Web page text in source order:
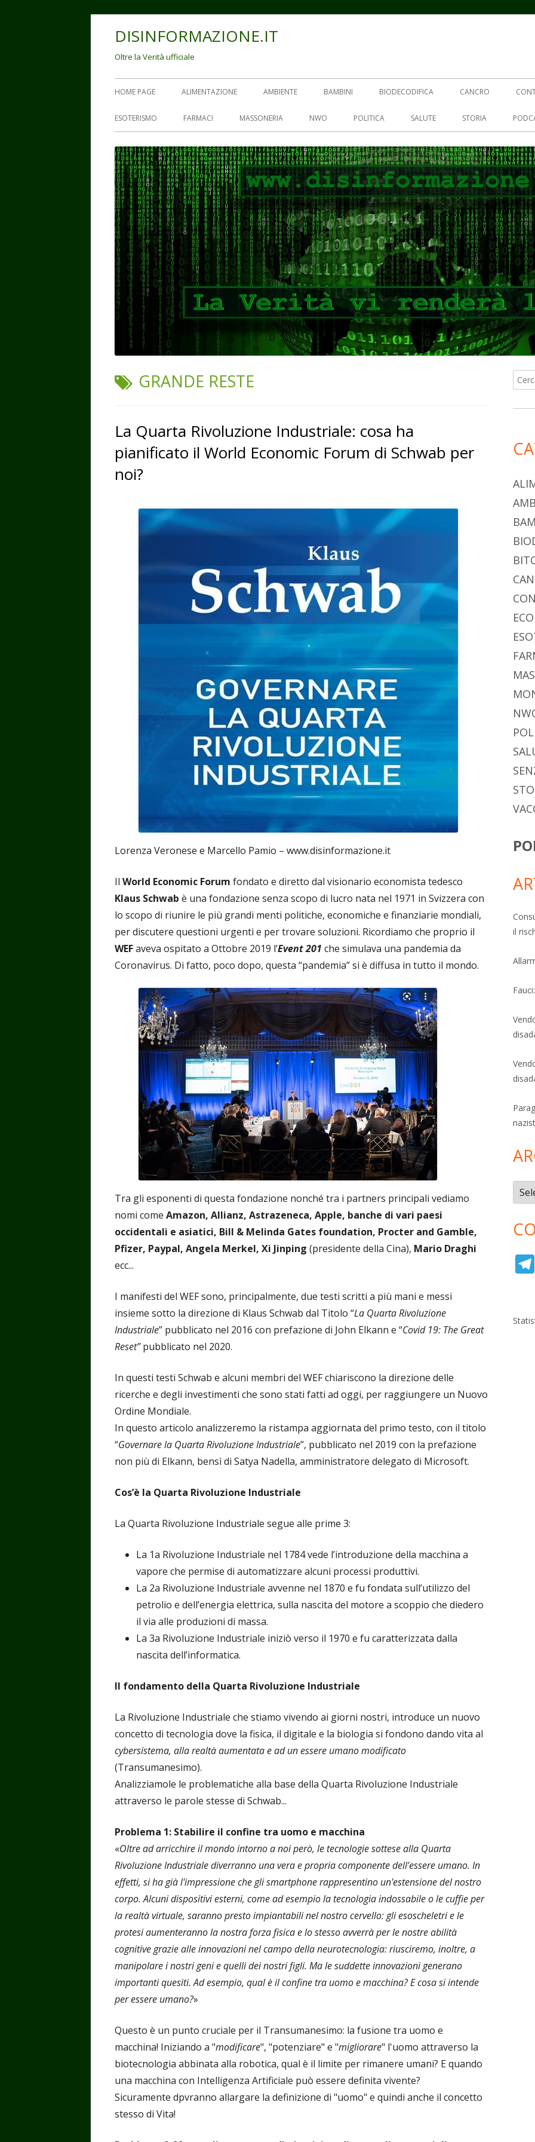
DISINFORMAZIONE.IT
Oltre la Verità ufficiale
Menu
principale
HOME PAGE ALIMENTAZIONE AMBIENTE BAMBINI BIODECODIFICA CANCRO
ESOTERISMO FARMACI MASSONERIA NWO POLITICA SALUTE STORIA
TAG:
GRANDE RESTE
La Quarta Rivoluzione Industriale: cosa ha
pianificato il World Economic Forum di Schwab per
noi?
Lorenza Veronese e Marcello Pamio – www.disinformazione.it
Il World Economic Forum fondato e diretto dal visionario economista tedesco
Klaus Schwab è una fondazione senza scopo di lucro nata nel 1971 in Svizzera con
lo scopo di riunire le più grandi menti politiche, economiche e finanziarie mondiali,
per discutere questioni urgenti e per trovare soluzioni. Ricordiamo che proprio il
WEFaveva ospitato a Ottobre 2019 l’Event 201 che simulava una pandemia da
Coronavirus. Di fatto, poco dopo, questa “pandemia” si è diffusa in tutto il mondo.
Tra gli esponenti di questa fondazione nonché tra i partners principali vediamo
nomi come Amazon, Allianz, Astrazeneca, Apple, banche di vari paesi
occidentali e asiatici, Bill & Melinda Gates foundation, Procter and Gamble,
Pfizer, Paypal, Angela Merkel, Xi Jinping (presidente della Cina), Mario Draghi
ecc...
I manifesti del WEF sono, principalmente, due testi scritti a più mani e messi
insieme sotto la direzione di Klaus Schwab dal Titolo “La Quarta Rivoluzione
Industriale” pubblicato nel 2016 con prefazione di John Elkann e “Covid 19: The Great
Reset”pubblicato nel 2020.
In questi testi Schwab e alcuni membri del WEF chiariscono la direzione delle
ricerche e degli investimenti che sono stati fatti ad oggi, per raggiungere un Nuovo
Ordine Mondiale.
In questo articolo analizzeremo la ristampa aggiornata del primo testo, con il titolo
“Governare la Quarta Rivoluzione Industriale”, pubblicato nel 2019 con la prefazione
non più di Elkann, bensì di Satya Nadella, amministratore delegato di Microsoft.
Cos’è la Quarta Rivoluzione Industriale
La Quarta Rivoluzione Industriale segue alle prime 3:
La 1a Rivoluzione Industriale nel 1784 vede l’introduzione della macchina a
vapore che permise di automatizzare alcuni processi produttivi.
La 2a Rivoluzione Industriale avvenne nel 1870 e fu fondata sull’utilizzo del
petrolio e dell’energia elettrica, sulla nascita del motore a scoppio che diedero
il via alle produzioni di massa.
La 3a Rivoluzione Industriale iniziò verso il 1970 e fu caratterizzata dalla
nascita dell’informatica.
Il fondamento della Quarta Rivoluzione Industriale
La Rivoluzione Industriale che stiamo vivendo ai giorni nostri, introduce un nuovo
concetto di tecnologia dove la fisica, il digitale e la biologia si fondono dando vita al
cybersistema, alla realtà aumentata e ad un essere umano modificato
(Transumanesimo).
Analizziamole le problematiche alla base della Quarta Rivoluzione Industriale
attraverso le parole stesse di Schwab...
Problema 1: Stabilire il confine tra uomo e macchina
«Oltre ad arricchire il mondo intorno a noi però, le tecnologie sottese alla Quarta
Rivoluzione Industriale diverranno una vera e propria componente dell'essere umano. In
effetti, si ha già l'impressione che gli smartphone rappresentino un'estensione del nostro
corpo. Alcuni dispositivi esterni, come ad esempio la tecnologia indossabile o le cuffie per
la realtà virtuale, saranno presto impiantabili nel nostro cervello: gli esoscheletri e le
protesi aumenteranno la nostra forza fisica e lo stesso avverrà per le nostre abilità
cognitive grazie alle innovazioni nel campo della neurotecnologia: riusciremo, inoltre, a
manipolare i nostri geni e quelli dei nostri figli. Ma le suddette innovazioni generano
importanti quesiti. Ad esempio, qual è il confine tra uomo e macchina? E cosa si intende
per essere umano?»
Questo è un punto cruciale per il Transumanesimo: la fusione tra uomo e
macchina! Iniziando a "modificare", "potenziare" e "migliorare" l'uomo attraverso la
biotecnologia abbinata alla robotica, qual è il limite per rimanere umani? E quando
una macchina con Intelligenza Artificiale può essere definita vivente?
Sicuramente dpvranno allargare la definizione di "uomo" e quindi anche il concetto
stesso di Vita!
per:
il